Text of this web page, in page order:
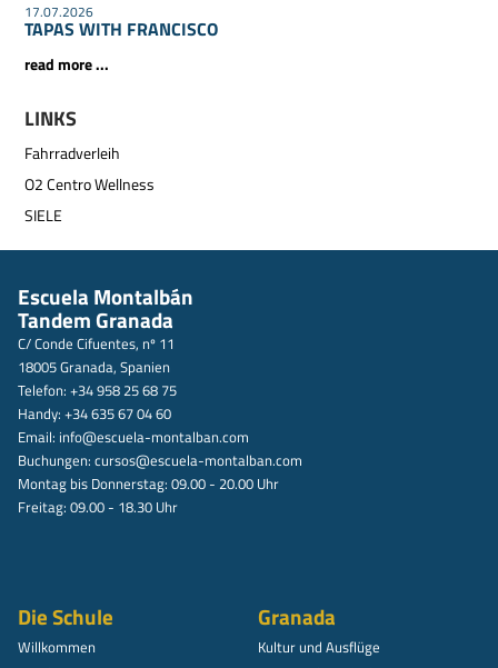
17.07.2026
TAPAS WITH FRANCISCO
read more ...
LINKS
Fahrradverleih
O2 Centro Wellness
SIELE
Escuela Montalbán
Tandem Granada
C/ Conde Cifuentes, nº 11
18005 Granada, Spanien
Telefon: +34 958 25 68 75
Handy: +34 635 67 04 60
Email: info@escuela-montalban.com
Buchungen: cursos@escuela-montalban.com
Montag bis Donnerstag: 09.00 - 20.00 Uhr
Freitag: 09.00 - 18.30 Uhr
Die Schule
Willkommen
Granada
Kultur und Ausflüge